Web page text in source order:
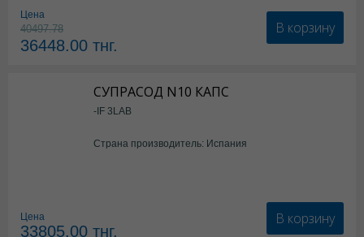
Цена
40497.78
36448.00 тнг.
В корзину
СУПРАСОД N10 КАПС
-IF 3LAB
Страна производитель: Испания
Цена
33805.00 тнг.
В корзину